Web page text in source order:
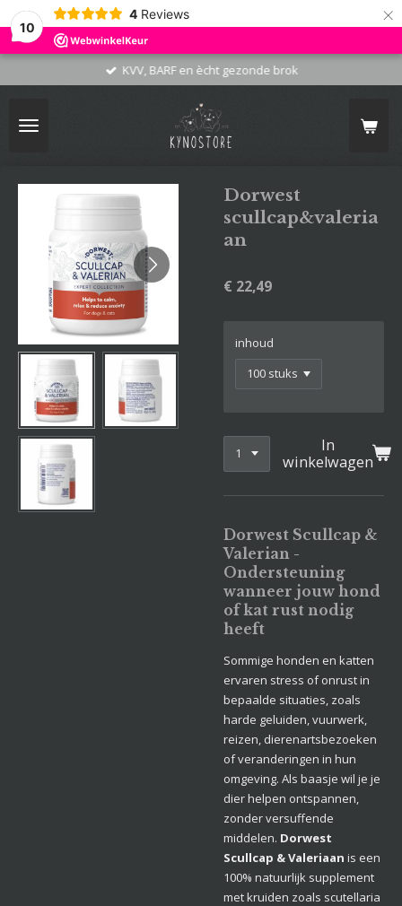
10
4 Reviews ×
KVV, BARF en ècht gezonde brok
Dorwest
scullcap&valeria
an
€ 22,49
inhoud
In
winkelwagen
Dorwest Scullcap &
Valerian -
Ondersteuning
wanneer jouw hond
of kat rust nodig
heeft
Sommige honden en katten
ervaren stress of onrust in
bepaalde situaties, zoals
harde geluiden, vuurwerk,
reizen, dierenartsbezoeken
of veranderingen in hun
omgeving. Als baasje wil je je
dier helpen ontspannen,
zonder versuffende
middelen. Dorwest
Scullcap & Valeriaan is een
100% natuurlijk supplement
met kruiden zoals scutellaria